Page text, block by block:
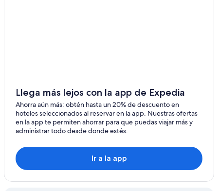
Llega más lejos con la app de Expedia
Ahorra aún más: obtén hasta un 20% de descuento en
hoteles seleccionados al reservar en la app. Nuestras ofertas
en la app te permiten ahorrar para que puedas viajar más y
administrar todo desde donde estés.
Ir a la app